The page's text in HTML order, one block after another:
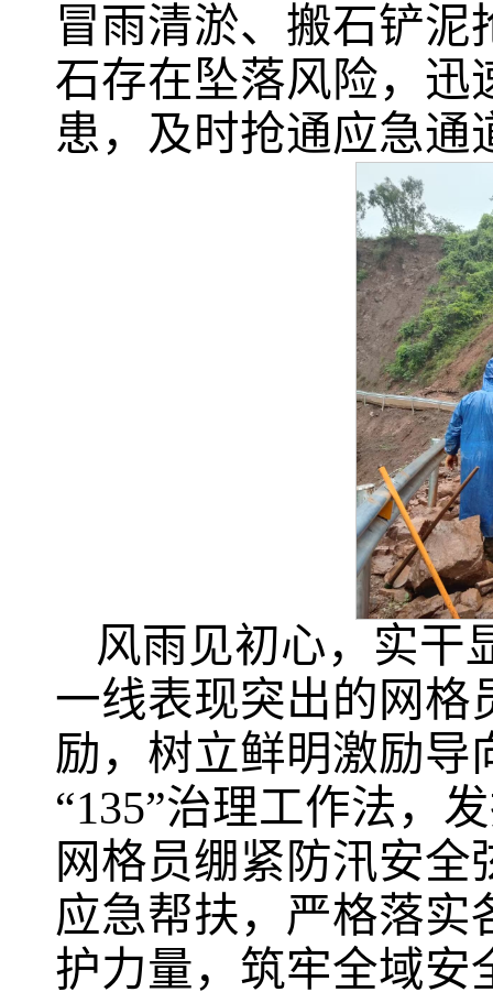
冒雨清淤、搬石铲
石存在坠落风险，迅
患，及时抢通应急通
风雨见初心，实干
一线表现突出的网格
励，树立鲜明激励导
“135”治理工作法，
网格员绷紧防汛安
应急帮扶，严格落实
护力量，筑牢全域安